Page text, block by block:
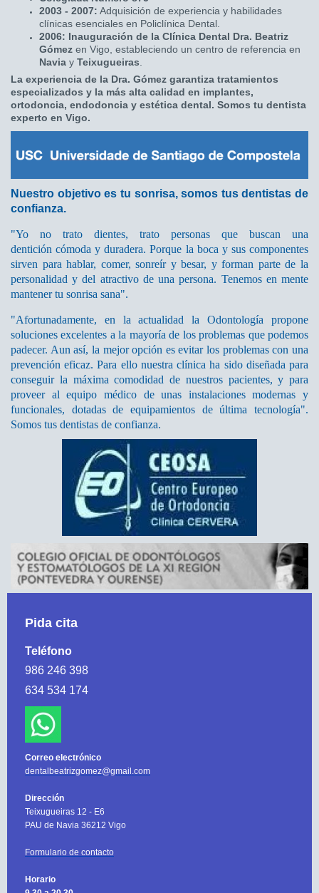
2003 - 2007: Adquisición de experiencia y habilidades
clínicas esenciales en Policlínica Dental.
2006: Inauguración de la Clínica Dental Dra. Beatriz
Gómez en Vigo, estableciendo un centro de referencia en
Navia y Teixugueiras.
La experiencia de la Dra. Gómez garantiza tratamientos
especializados y la más alta calidad en implantes,
ortodoncia, endodoncia y estética dental. Somos tu dentista
experto en Vigo.
Nuestro objetivo es tu sonrisa, somos tus dentistas de
confianza.
"Yo no trato dientes, trato personas que buscan una
dentición cómoda y duradera. Porque la boca y sus componentes
sirven para hablar, comer, sonreír y besar, y forman parte de la
personalidad y del atractivo de una persona. Tenemos en mente
mantener tu sonrisa sana".
"Afortunadamente, en la actualidad la Odontología propone
soluciones excelentes a la mayoría de los problemas que podemos
padecer. Aun así, la mejor opción es evitar los problemas con una
prevención eficaz. Para ello nuestra clínica ha sido diseñada para
conseguir la máxima comodidad de nuestros pacientes, y para
proveer al equipo médico de unas instalaciones modernas y
funcionales, dotadas de equipamientos de última tecnología".
Somos tus dentistas de confianza.
Pida cita
Teléfono
986 246 398
634 534 174
Correo electrónico
dentalbeatrizgomez@gmail.com
Dirección
Teixugueiras 12 - E6
PAU de Navia 36212 Vigo
Formulario de contacto
Horario